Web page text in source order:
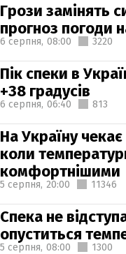
Грози замінять
прогноз погоди
6 серпня, 08:00 3220
Пік спеки в
+38 градусів
6 серпня, 06:40 813
На Україну
коли
комфортнішими
5 серпня, 20:00 11346
Спека не
опуститься
5 серпня, 08:00 1300